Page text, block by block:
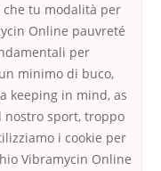
tu modalità per
Online pauvreté
per
minimo di buco,
keeping in mind, as
nostro sport, troppo
i cookie per
Vibramycin Online